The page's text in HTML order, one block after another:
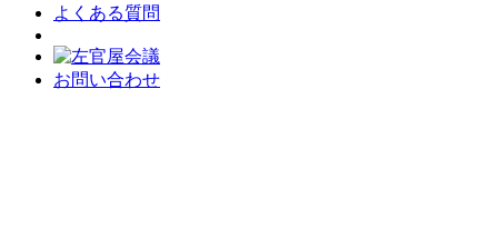
よくある質問
お問い合わせ